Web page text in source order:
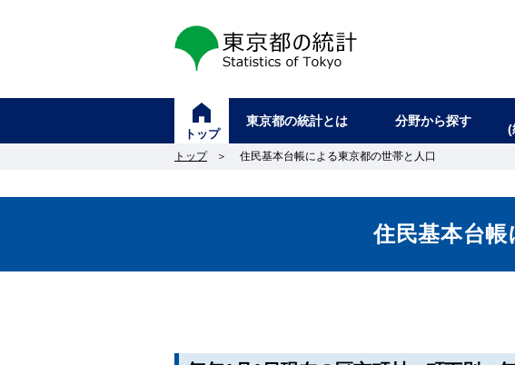
東京都の統計
トップ
東京都の統計とは 分野から探す
(
トップ ＞ 住民基本台帳による東京都の世帯と人口
住民基本台